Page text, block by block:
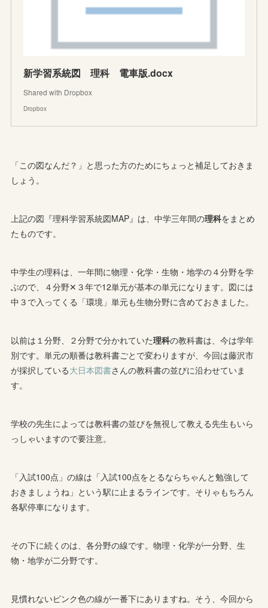
新学習系統図 理科 電車版.docx
Shared with Dropbox
Dropbox
「この図なんだ？」と思った方のためにちょっと補足しておきま
しょう。
上記の図『理科学習系統図MAP』は、中学三年間の理科をまとめ
たものです。
中学生の理科は、一年間に物理・化学・生物・地学の４分野を学
ぶので、４分野✕３年で12単元が基本の単元になります。図には
中３で入ってくる「環境」単元も生物分野に含めておきました。
以前は１分野、２分野で分かれていた理科の教科書は、今は学年
別です。単元の順番は教科書ごとで変わりますが、今回は藤沢市
が採択している大日本図書さんの教科書の並びに沿わせていま
す。
学校の先生によっては教科書の並びを無視して教える先生もいら
っしゃいますので要注意。
「入試100点」の線は「入試100点をとるならちゃんと勉強して
おきましょうね」という駅に止まるラインです。そりゃもちろん
各駅停車になります。
その下に続くのは、各分野の線です。物理・化学が一分野、生
物・地学が二分野です。
見慣れないピンク色の線が一番下にありますね。そう、今回から